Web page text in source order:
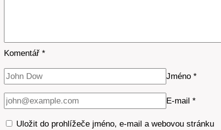
Komentář *
Jméno *
E-mail *
Uložit do prohlížeče jméno, e-mail a webovou stránku